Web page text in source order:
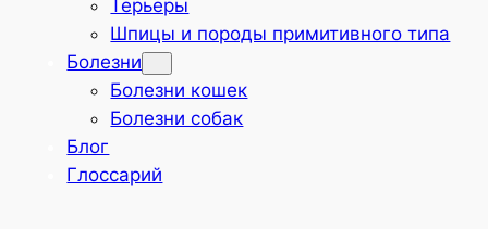
Терьеры
Шпицы и породы примитивного типа
Болезни
Болезни кошек
Болезни собак
Блог
Глоссарий